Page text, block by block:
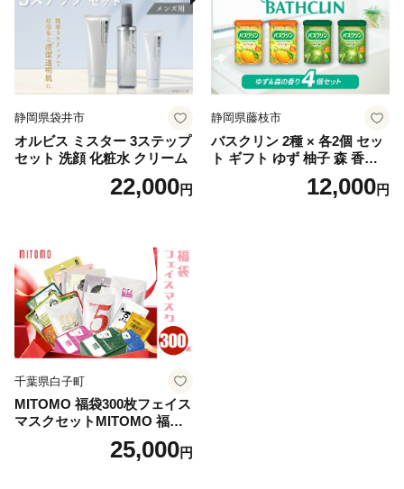
静岡県袋井市
オルビス ミスター 3ステップ
セット 洗顔 化粧水 クリーム
22,000円
静岡県藤枝市
バスクリン 2種 × 各2個 セッ
ト ギフト ゆず 柚子 森 香り
日用品 お風呂 バス用品 温活
アロマ 香り まとめ買い静岡
12,000円
千葉県白子町
MITOMO 福袋300枚フェイス
マスクセットMITOMO 福袋3
00枚フェイスマスクセット
ふるさと納税 パック ファイ
25,000円